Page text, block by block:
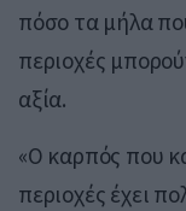
πόσο τα μήλα
περιοχές
αξία.
«Ο καρπός που
περιοχές έχει